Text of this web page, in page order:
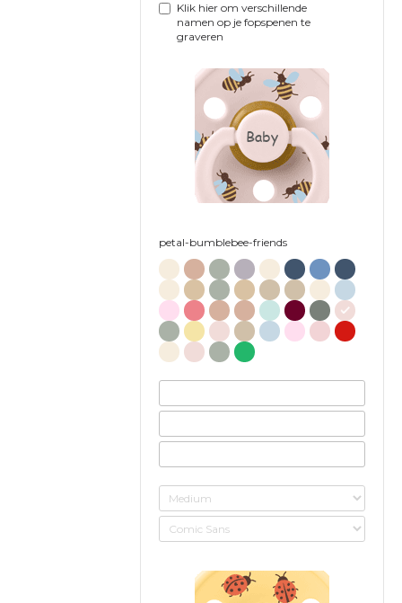
Klik hier om verschillende
namen op je fopspenen te
graveren
Baby
petal-bumblebee-friends